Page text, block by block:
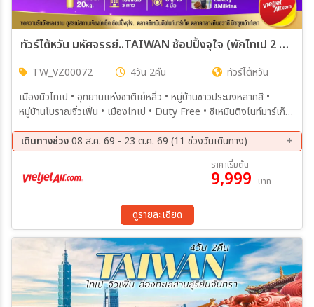
ทัวร์ไต้หวัน มหัศจรรย์..TAIWAN ช้อปปิ้งจุใจ (พักไทเป 2 คืน) 4วัน 2คืน (VZ)
TW_VZ00072 4วัน 2คืน
ทัวร์ไต้หวัน
เมืองนิวไทเป • อุทยานแห่งชาติเย๋หลิ่ว • หมู่บ้านชาวประมงหลากสี •
หมู่บ้านโบราณจิ่วเฟิ่น • เมืองไทเป • Duty Free • ซีเหมินติงไนท์มาร์เก็ต
พายสับประรด • อนุสรณ์สถานเจียงไคเช็ค • วัดหลงซาน • ตลาดกลางคืนฮ
วาซี • วัดเทียนโฮ่ว • ตึกไทเป101 (ไม่รวมค่าขึ้นตึกชั้น 89) • Mitsui
Outlet
เดินทางช่วง08 ส.ค. 69 - 23 ต.ค. 69 (11 ช่วงวันเดินทาง)
09 ส.ค. 69 - 12 ส.ค. 69
15 ส.ค. 69 - 18 ส.ค. 69
19 ส.ค. 69 - 22 ส.ค. 69
14 ก.ย. 69 - 17 ก.ย. 69
05 ต.ค. 69 - 08 ต.ค. 69
14 ต.ค. 69 - 17 ต.ค. 69
20 ต.ค. 69 - 23 ต.ค. 69
ราคาเริ่มต้น
9,999 บาท
ดูรายละเอียด